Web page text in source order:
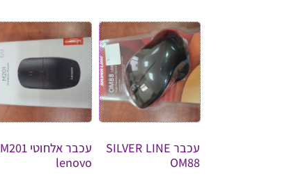
עכבר SILVER LINE
OM88
עכבר אלחוטי M201
lenovo